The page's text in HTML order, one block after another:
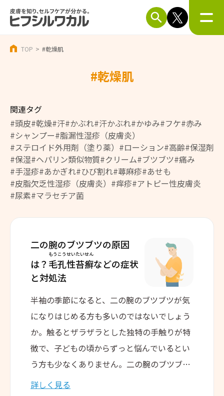
TOP #乾燥肌
#乾燥肌
関連タグ
#頭皮#乾燥#汗#かぶれ#汗かぶれ#かゆみ#フケ#赤み
#シャンプー#脂漏性湿疹（皮膚炎）
#ステロイド外用剤（塗り薬） #ローション#高齢#保湿剤
#保湿#ヘパリン類似物質#クリーム#ブツブツ#痛み
#手湿疹#あかぎれ#ひび割れ#蕁麻疹#あせも
#皮脂欠乏性湿疹（皮膚炎） #痒疹#アトピー性皮膚炎
#尿素#マラセチア菌
二の腕のブツブツの原因
は？ 毛孔性苔癬
もうこうせいたいせん
などの症状
と対処法
半袖の季節になると、二の腕のブツブツが気
になりはじめる方も多いのではないでしょう
か。触るとザラザラとした独特の手触りが特
徴で、子どもの頃からずっと悩んでいるとい
う方も少なくありません。二の腕のブツブツ
は「毛孔性苔癬」という皮膚疾患であること
詳しく見る